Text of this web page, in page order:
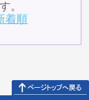
。
着順